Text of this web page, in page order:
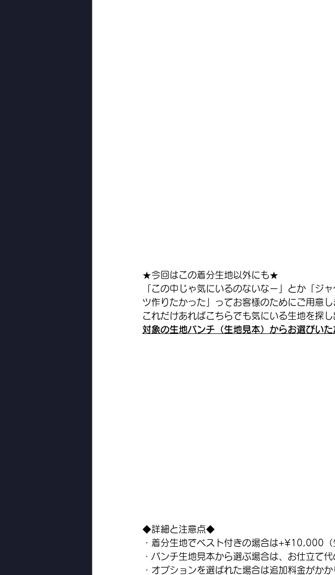
★今回はこの着分生地以外にも★
「この中じゃ気にいるのないなー」とか「ジ
ツ作りたかった」ってお客様のためにご用意し
これだけあればこちらでも気にいる生地を探し
対象の生地バンチ（生地見本）からお選びい
◆詳細と注意点◆
・着分生地でベスト付きの場合は+¥10,000（
・バンチ生地見本から選ぶ場合は、お仕立て
・オプションを選ばれた場合は追加料金がか